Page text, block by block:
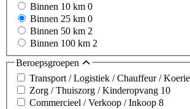
Binnen 10 km 0
Binnen 25 km 0
Binnen 50 km 2
Binnen 100 km 2
Beroepsgroepen
Transport / Logistiek / Chauffeur /
Zorg / Thuiszorg / Kinderopvang 10
Commercieel / Verkoop / Inkoop 8